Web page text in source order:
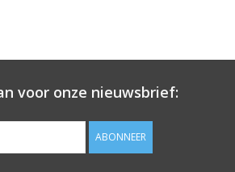
voor onze nieuwsbrief:
ABONNEER